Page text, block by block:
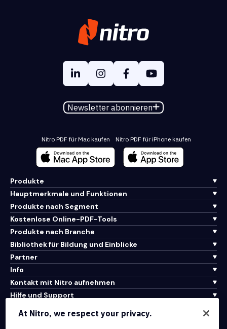
Newsletter abonnieren
Nitro PDF für Mac kaufen Nitro PDF für iPhone kaufen
Produkte
Hauptmerkmale und Funktionen
Produkte nach Segment
Kostenlose Online-PDF-Tools
Produkte nach Branche
Bibliothek für Bildung und Einblicke
Partner
Info
Kontakt mit Nitro aufnehmen
Hilfe und Support
At Nitro, we respect your privacy.